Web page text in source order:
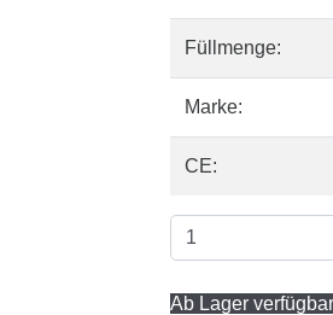
Füllmenge:
Marke:
CE:
Ab Lager